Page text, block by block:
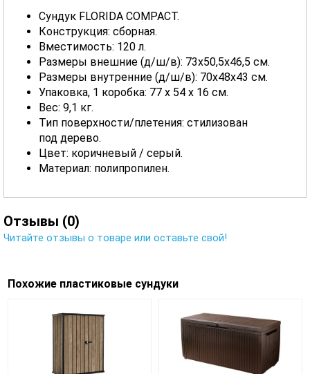
Сундук FLORIDA COMPACT.
Конструкция: сборная.
Вместимость: 120 л.
Размеры внешние (д/ш/в): 73x50,5x46,5 см.
Размеры внутренние (д/ш/в): 70x48x43 см.
Упаковка, 1 коробка: 77 x 54 x 16 см.
Вес: 9,1 кг.
Тип поверхности/плетения: стилизован
под дерево.
Цвет: коричневый / серый.
Материал: полипропилен.
Отзывы (0)
Читайте отзывы о товаре или оставьте свой!
Похожие пластиковые сундуки